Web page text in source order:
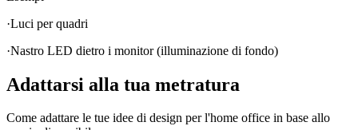
·Luci per quadri
·Nastro LED dietro i monitor (illuminazione di fondo)
Adattarsi alla tua metratura
Come adattare le tue idee di design per l'home office in base allo